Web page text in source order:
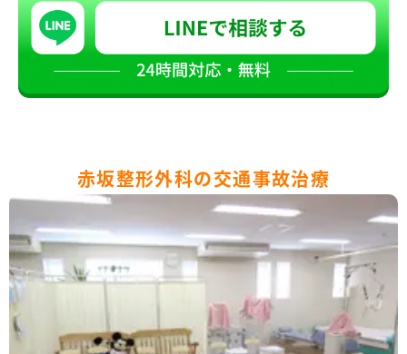
赤坂整形外科の交通事故治療